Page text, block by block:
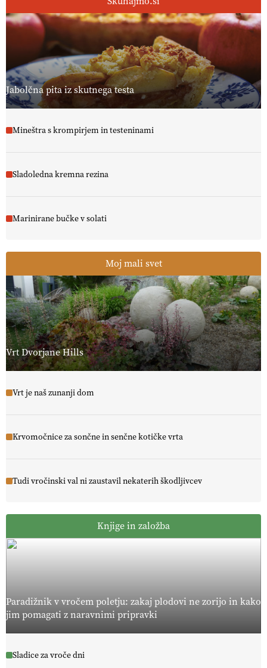
Jabolčna pita iz skutnega testa
Mineštra s krompirjem in testeninami
Sladoledna kremna rezina
Marinirane bučke v solati
Moj mali svet
Vrt Dvorjane Hills
Vrt je naš zunanji dom
Krvomočnice za sončne in senčne kotičke vrta
Tudi vročinski val ni zaustavil nekaterih škodljivcev
Knjige in založba
Paradižnik v vročem poletju: zakaj plodovi ne zorijo in kako
jim pomagati z naravnimi pripravki
Sladice za vroče dni